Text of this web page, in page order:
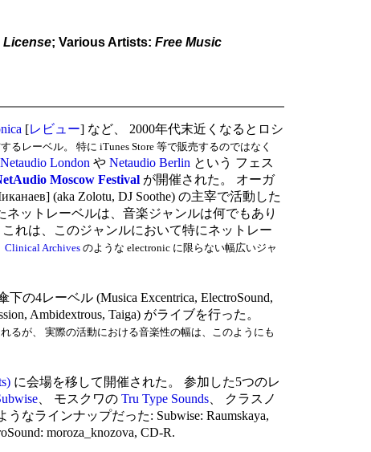
License; Various Artists: Free Music
[レビュー] など、 2000年代末近くなるとロシ
レーベル。 特に iTunes Store 等で販売するのではなく
Netaudio London や Netaudio Berlin という フェス
Moscow Festivalが開催された。 オーガ
(aka Zolotu, DJ Soothe) の主宰で活動した
ットレーベルは、音楽ジャンルは何でもあり
これは、このジャンルにおいて特にネットレー
Clinical Archivesのような electronic に限らない幅広いジャ
の4レーベル (Musica Excentrica, ElectroSound,
Ambidextrous, Taiga) がライブを行った。
るが、 実際の活動における音楽性の幅は、このようにも
に会場を移して開催された。 参加した5つのレ
、 モスクワの Tru Type Sounds、 クラスノ
なラインナップだった: Subwise: Raumskaya,
moroza_knozova, CD-R.